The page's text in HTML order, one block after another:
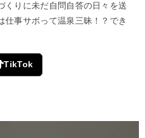
くりに未だ自問自答の日々を送
仕事サボって温泉三昧！？でき
TikTok